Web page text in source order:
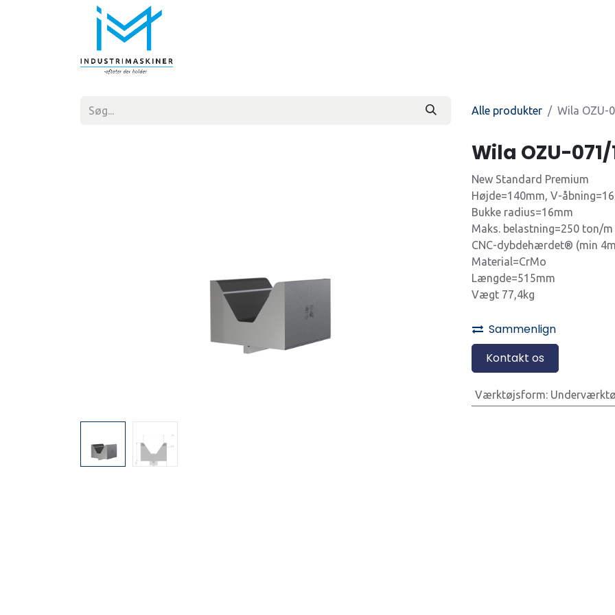
Alle produkter Wila OZU-
Wila OZU-071/
New Standard Premium
Højde=140mm, V-
Bukke radius=16mm
Maks. belastning=250 ton/m
CNC-dybdehærdet® (min
Material=CrMo
Længde=515mm
Vægt 77,4kg
Sammenlign
Kontakt os
Værktøjsform: